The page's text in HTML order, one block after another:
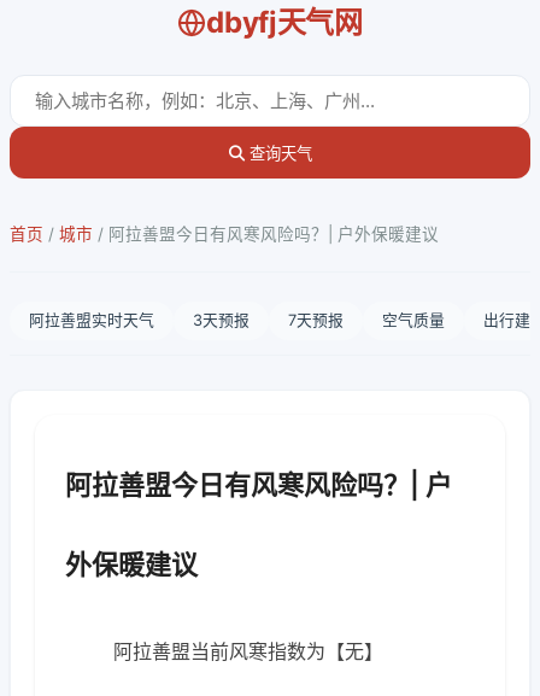
dbyfj天气网
查询天气
首页 / 城市 / 阿拉善盟今日有风寒风险吗？| 户外保暖建议
阿拉善盟实时天气 3天预报 7天预报 空气质量 出行建
阿拉善盟今日有风寒风险吗？| 户
外保暖建议
阿拉善盟当前风寒指数为【无】